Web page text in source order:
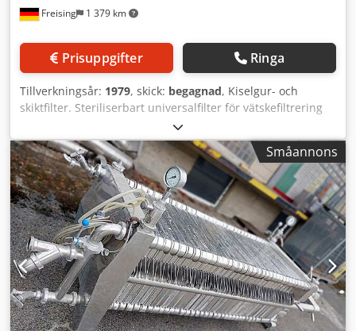
Freising 1 379 km
Prisuppgifter Ringa
Tillverkningsår: 1979, skick: begagnad, Kiselgur- och
skiktfilter. Steriliserbart universalfilter för vätskefiltrering
med kiselgur och sterila skikt. Stationärt skiktfilter med
kvadratiska filterelement i vertikal radmontering,
hydraulisk pressning av filterskikten. Hydraulikstyrning
från integrerad elektrisk styrpanel. Chedpfevcqn Ssx
Aphoa Maskin (tillägg): Kiselgur- och skiktfilter som
kombinationsutförande; tillverkningsår 1979-2010
Kapacitet ca: 380 hl/h kombifilter – filteryta ca. 76–108 m2
kiselgur; 18 m2 skikt vid ölfilttering Arbetstryck: 8 bar
Effekt: 6 kW Spänning: 220/380 V Frekvens: 50 Hz Längd: 10
100 mm Bredd: 1 320 mm Höjd: 1 750 mm Format:
Kvadratiska filterelement Placering av skikten: Vertikal
radmontering av filterelementen Manövrering / styrning:
Integrerad elektrisk styrpanel Material: Rostfritt stål
Småannons